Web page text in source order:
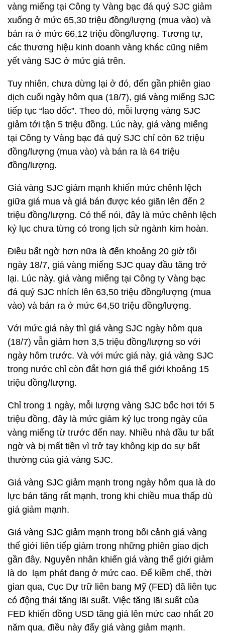
vàng miếng tại Công ty Vàng bạc đá quý SJC giảm
xuống ở mức 65,30 triệu đồng/lượng (mua vào) và
bán ra ở mức 66,12 triệu đồng/lượng. Tương tự,
các thương hiệu kinh doanh vàng khác cũng niêm
yết vàng SJC ở mức giá trên.
Tuy nhiên, chưa dừng lại ở đó, đến gần phiên giao
dịch cuối ngày hôm qua (18/7), giá vàng miếng SJC
tiếp tục “lao dốc”. Theo đó, mỗi lượng vàng SJC
giảm tới tận 5 triệu đồng. Lúc này, giá vàng miếng
tại Công ty Vàng bạc đá quý SJC chỉ còn 62 triệu
đồng/lượng (mua vào) và bán ra là 64 triệu
đồng/lượng.
Giá vàng SJC giảm mạnh khiến mức chênh lệch
giữa giá mua và giá bán được kéo giãn lên đến 2
triệu đồng/lượng. Có thể nói, đây là mức chênh lệch
kỷ lục chưa từng có trong lịch sử ngành kim hoàn.
Điều bất ngờ hơn nữa là đến khoảng 20 giờ tối
ngày 18/7, giá vàng miếng SJC quay đầu tăng trở
lại. Lúc này, giá vàng miếng tại Công ty Vàng bạc
đá quý SJC nhích lên 63,50 triệu đồng/lượng (mua
vào) và bán ra ở mức 64,50 triệu đồng/lượng.
Với mức giá này thì giá vàng SJC ngày hôm qua
(18/7) vẫn giảm hơn 3,5 triệu đồng/lượng so với
ngày hôm trước. Và với mức giá này, giá vàng SJC
trong nước chỉ còn đắt hơn giá thế giới khoảng 15
triệu đồng/lượng.
Chỉ trong 1 ngày, mỗi lượng vàng SJC bốc hơi tới 5
triệu đồng, đây là mức giảm kỷ lục trong ngày của
vàng miếng từ trước đến nay. Nhiều nhà đầu tư bất
ngờ và bị mất tiền vì trở tay không kịp do sự bất
thường của giá vàng SJC.
Giá vàng SJC giảm mạnh trong ngày hôm qua là do
lực bán tăng rất mạnh, trong khi chiều mua thấp dù
giá giảm mạnh.
Giá vàng SJC giảm mạnh trong bối cảnh giá vàng
thế giới liên tiếp giảm trong những phiên giao dịch
gần đây. Nguyên nhân khiến giá vàng thế giới giảm
là do lạm phát đang ở mức cao. Để kiềm chế, thời
gian qua, Cục Dự trữ liên bang Mỹ (FED) đã liên tục
có động thái tăng lãi suất. Việc tăng lãi suất của
FED khiến đồng USD tăng giá lên mức cao nhất 20
năm qua, điều này đẩy giá vàng giảm mạnh.